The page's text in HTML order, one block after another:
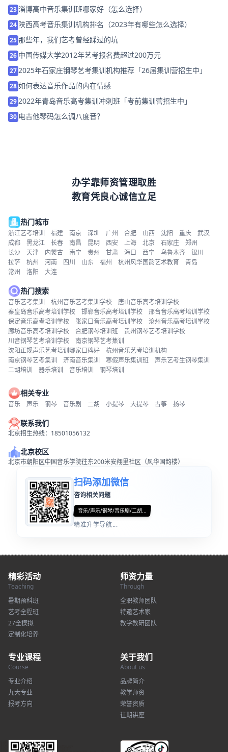
23淄博高中音乐集训班哪家好（怎么选择）
24 陕西高考音乐集训机构排名（2023年有哪些怎么选择）
25那些年，我们艺考曾经踩过的坑
26 中国传媒大学2012年艺考报名费超过200万元
272025年石家庄钢琴艺考集训机构推荐「26届集训营招生中」
28如何表达音乐作品的内在情感
292022年青岛音乐高考集训冲刺班「考前集训营招生中」
30 电吉他琴码怎么调八度音？
办学靠师资管理取胜
教育凭良心诚信立足
热门城市
浙江艺考培训 福建 南京 深圳 广州 合肥 山西 沈阳 重庆
武汉
成都
黑龙江 长春 南昌 昆明 西安 上海 北京 石家庄
郑州
长沙
天津 内蒙古 南宁 贵州 甘肃 海口 西宁 乌鲁木齐
银川
拉萨
杭州 河南 四川 山东 福州 杭州风华国韵艺术教育
青岛
常州
洛阳 大连
热门搜索
音乐艺考集训 杭州音乐艺考集训学校
唐山音乐高考培训学校
秦皇岛音乐高考培训学校
邯郸音乐高考培训学校
邢台音乐高考培训学校
保定音乐高考培训学校
张家口音乐高考培训学校
沧州音乐高考培训学校
廊坊音乐高考培训学校
合肥钢琴培训班
贵州钢琴艺考培训学校
川音钢琴艺考培训学校
南京钢琴艺考集训
沈阳正规声乐艺考培训哪家口碑好
杭州音乐艺考培训机构
南京钢琴艺考集训
济南音乐集训 寒假声乐集训班
声乐艺考生钢琴集训
二胡培训
器乐培训 音乐培训 钢琴培训
相关专业
音乐 声乐 钢琴 音乐剧 二胡 小提琴 大提琴 古筝 扬琴
联系我们
北京招生热线：18501056132
北京校区
北京市朝阳区中国音乐学院往东200米安翔里社区（风华国韵楼）
扫码添加微信
咨询相关问题
音乐/声乐/钢琴/音乐剧/二胡...
精准升学导航...
精彩活动
Teaching
暑期预科班
艺考全程班
27全模拟
定制化培养
师资力量
Through
全职教师团队
特邀艺术家
教学教研团队
专业课程
Course
专业介绍
九大专业
报考方向
关于我们
About us
品牌简介
教学师资
荣誉资质
往期讲座